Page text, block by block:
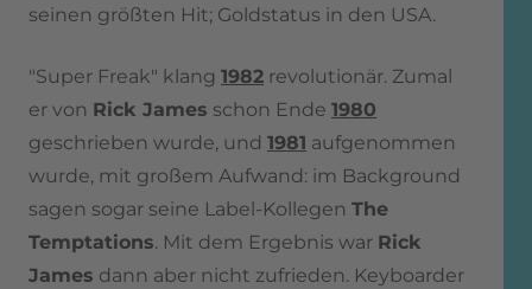
seinen größten Hit; Goldstatus in den USA.
"Super Freak" klang 1982 revolutionär. Zumal
er von Rick James schon Ende 1980
geschrieben wurde, und 1981 aufgenommen
wurde, mit großem Aufwand: im Background
sagen sogar seine Label-Kollegen The
Temptations. Mit dem Ergebnis war Rick
James dann aber nicht zufrieden. Keyboarder